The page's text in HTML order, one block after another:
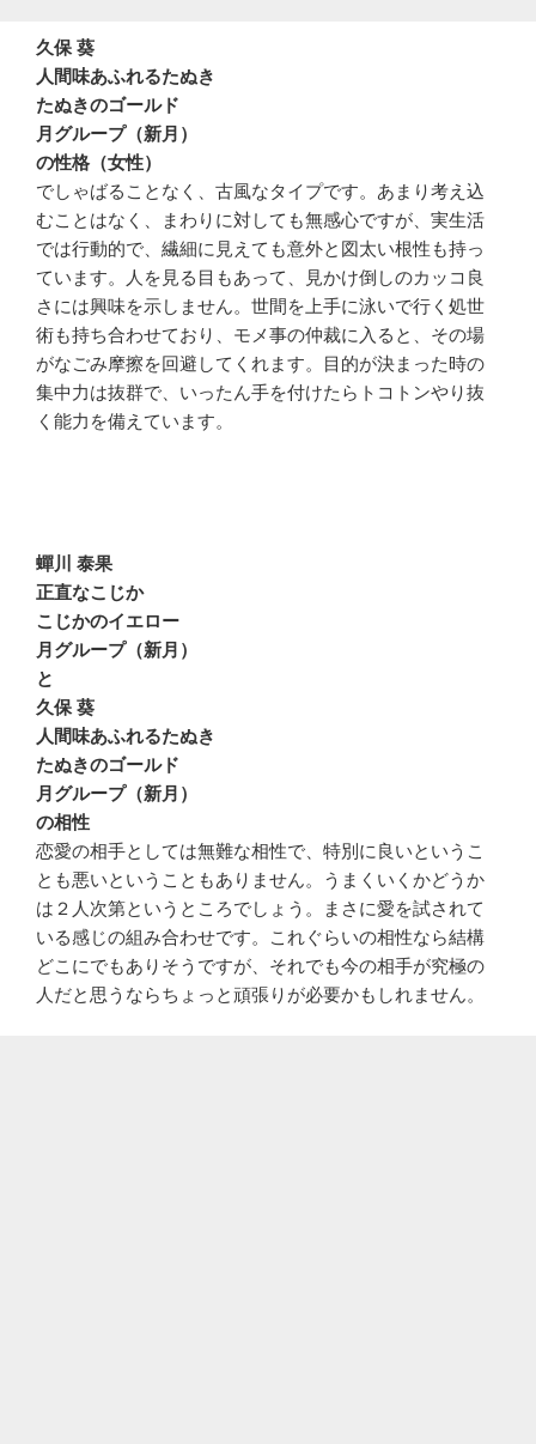
久保 葵
人間味あふれるたぬき
たぬきのゴールド
月グループ（新月）
の性格（女性）
でしゃばることなく、古風なタイプです。あまり考え込
むことはなく、まわりに対しても無感心ですが、実生活
では行動的で、繊細に見えても意外と図太い根性も持っ
ています。人を見る目もあって、見かけ倒しのカッコ良
さには興味を示しません。世間を上手に泳いで行く処世
術も持ち合わせており、モメ事の仲裁に入ると、その場
がなごみ摩擦を回避してくれます。目的が決まった時の
集中力は抜群で、いったん手を付けたらトコトンやり抜
く能力を備えています。
蟬川 泰果
正直なこじか
こじかのイエロー
月グループ（新月）
と
久保 葵
人間味あふれるたぬき
たぬきのゴールド
月グループ（新月）
の相性
恋愛の相手としては無難な相性で、特別に良いというこ
とも悪いということもありません。うまくいくかどうか
は２人次第というところでしょう。まさに愛を試されて
いる感じの組み合わせです。これぐらいの相性なら結構
どこにでもありそうですが、それでも今の相手が究極の
人だと思うならちょっと頑張りが必要かもしれません。